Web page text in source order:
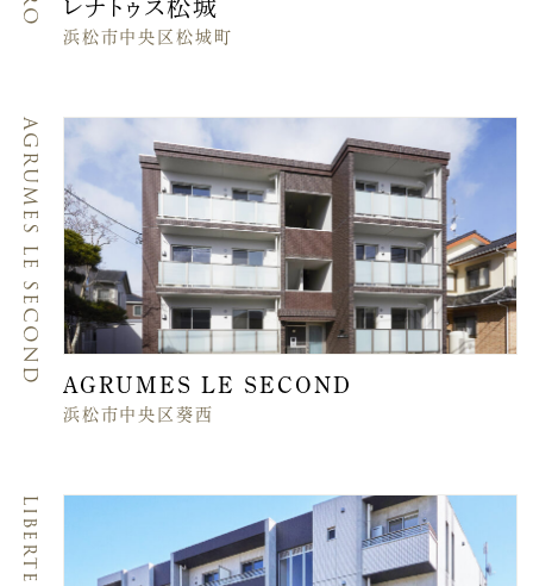
レナトゥス松城
浜松市中央区松城町
AGRUMES LE SECOND AGRUMES LE SECOND
浜松市中央区葵西
Liberte